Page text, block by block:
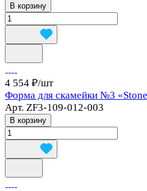
В корзину
4 554 ₽/шт
Форма для скамейки №3
Арт. ZF3-109-012-003
В корзину